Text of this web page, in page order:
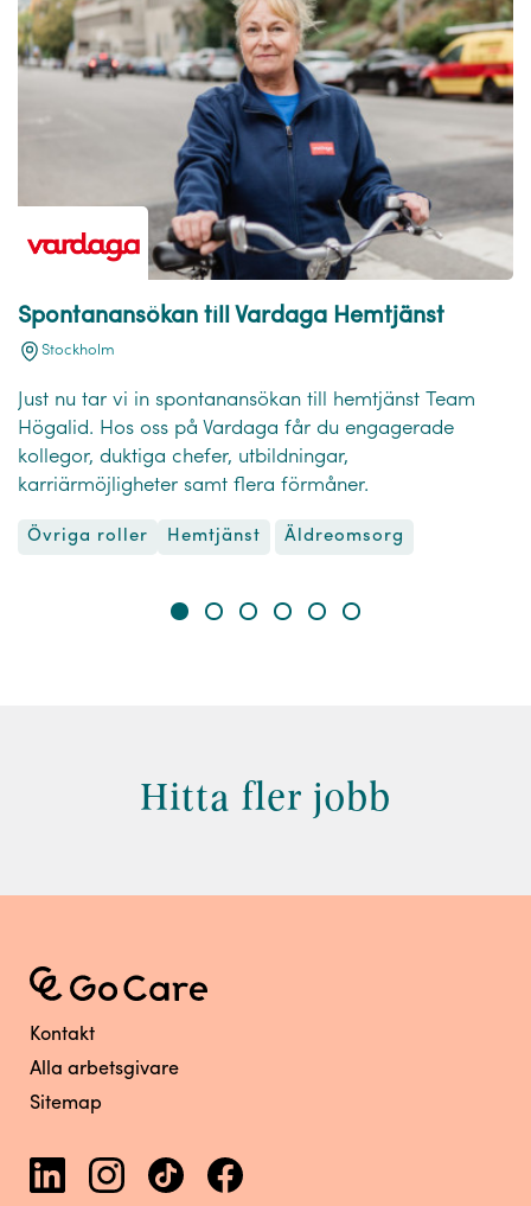
Spontanansökan till Vardaga Hemtjänst
Stockholm
Just nu tar vi in spontanansökan till hemtjänst Team
Högalid. Hos oss på Vardaga får du engagerade
kollegor, duktiga chefer, utbildningar,
karriärmöjligheter samt flera förmåner.
Övriga roller Hemtjänst Äldreomsorg
Hitta fler jobb
Kontakt
Alla arbetsgivare
Sitemap